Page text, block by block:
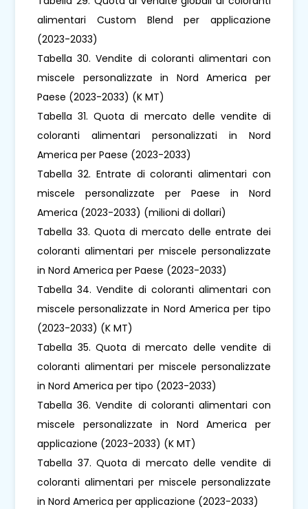
alimentari Custom Blend per applicazione
(2023-2033)
Tabella 30. Vendite di coloranti alimentari con
miscele personalizzate in Nord America per
Paese (2023-2033) (K MT)
Tabella 31. Quota di mercato delle vendite di
coloranti alimentari personalizzati in Nord
America per Paese (2023-2033)
Tabella 32. Entrate di coloranti alimentari con
miscele personalizzate per Paese in Nord
America (2023-2033) (milioni di dollari)
Tabella 33. Quota di mercato delle entrate dei
coloranti alimentari per miscele personalizzate
in Nord America per Paese (2023-2033)
Tabella 34. Vendite di coloranti alimentari con
miscele personalizzate in Nord America per tipo
(2023-2033) (K MT)
Tabella 35. Quota di mercato delle vendite di
coloranti alimentari per miscele personalizzate
in Nord America per tipo (2023-2033)
Tabella 36. Vendite di coloranti alimentari con
miscele personalizzate in Nord America per
applicazione (2023-2033) (K MT)
Tabella 37. Quota di mercato delle vendite di
coloranti alimentari per miscele personalizzate
in Nord America per applicazione (2023-2033)